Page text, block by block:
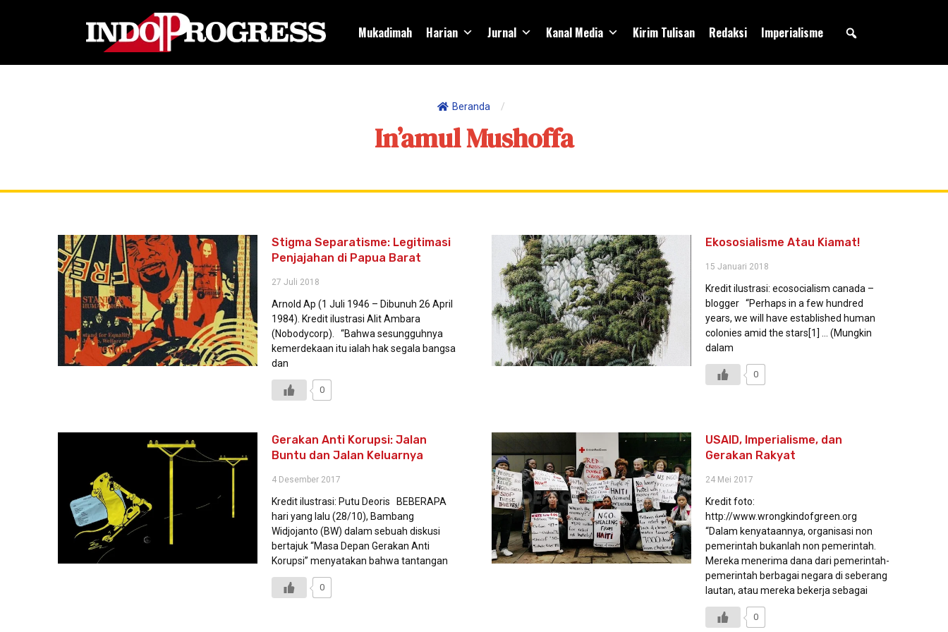
Mukadimah Harian Jurnal Kanal Media Kirim Tulisan Redaksi Imperialisme
Beranda /
In’amul Mushoffa
Stigma Separatisme: Legitimasi
Penjajahan di Papua Barat
27 Juli 2018
Arnold Ap (1 Juli 1946 – Dibunuh 26 April
1984). Kredit ilustrasi Alit Ambara
(Nobodycorp). “Bahwa sesungguhnya
kemerdekaan itu ialah hak segala bangsa
dan
0
Ekososialisme Atau Kiamat!
15 Januari 2018
Kredit ilustrasi: ecosocialism canada –
blogger “Perhaps in a few hundred
years, we will have established human
colonies amid the stars[1] … (Mungkin
dalam
0
Gerakan Anti Korupsi: Jalan
Buntu dan Jalan Keluarnya
4 Desember 2017
Kredit ilustrasi: Putu Deoris BEBERAPA
hari yang lalu (28/10), Bambang
Widjojanto (BW) dalam sebuah diskusi
bertajuk “Masa Depan Gerakan Anti
Korupsi” menyatakan bahwa tantangan
0
USAID, Imperialisme, dan
Gerakan Rakyat
24 Mei 2017
Kredit foto:
http://www.wrongkindofgreen.org
“Dalam kenyataannya, organisasi non
pemerintah bukanlah non pemerintah.
Mereka menerima dana dari pemerintah-
pemerintah berbagai negara di seberang
lautan, atau mereka bekerja sebagai
0